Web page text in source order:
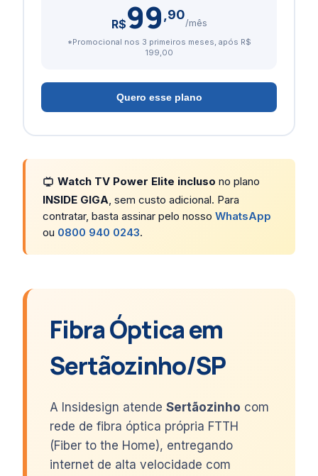
R$99 ,90
/mês
*Promocional nos 3 primeiros meses, após R$
199,00
Quero esse plano
Watch TV Power Elite incluso no plano
INSIDE GIGA, sem custo adicional. Para
contratar, basta assinar pelo nosso WhatsApp
ou 0800 940 0243.
Fibra Óptica em
Sertãozinho/SP
A Insidesign atende Sertãozinho com
rede de fibra óptica própria FTTH
(Fiber to the Home), entregando
internet de alta velocidade com